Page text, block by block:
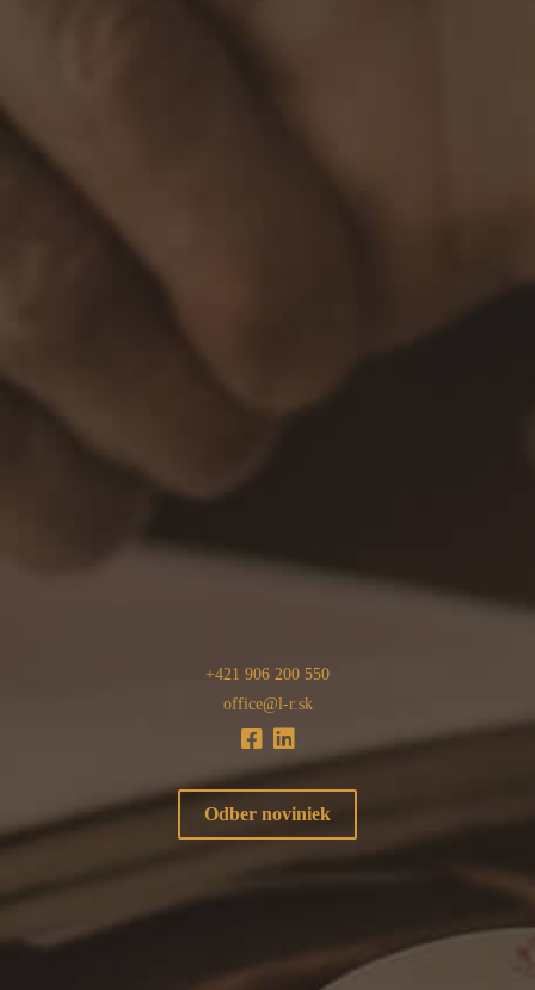
+421 906 200 550
office@l-r.sk
Odber noviniek